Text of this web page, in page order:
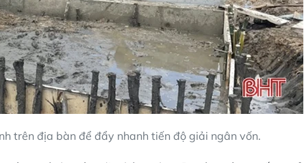
trên địa bàn để đẩy nhanh tiến độ giải ngân vốn.